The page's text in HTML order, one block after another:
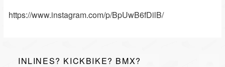
https://www.instagram.com/p/BpUwB6fDilB/
INLINES? KICKBIKE? BMX?